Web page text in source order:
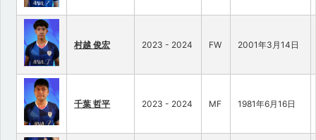
村越 俊宏 2023 - 2024 FW 2001年3月14日
千葉 哲平 2023 - 2024 MF 1981年6月16日